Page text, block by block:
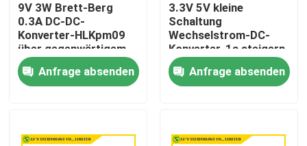
Haus
Über uns
9V 3W Brett-Berg
0.3A DC-DC-
Konverter-HLKpm09
über gegenwärtigem
Schutz
Anfrage absenden
3.3V 5V kleine
Schaltung
Wechselstrom-DC-
Konverter-1a steigern
Höhe des Stromkreis-
2000mAnfrage absenden